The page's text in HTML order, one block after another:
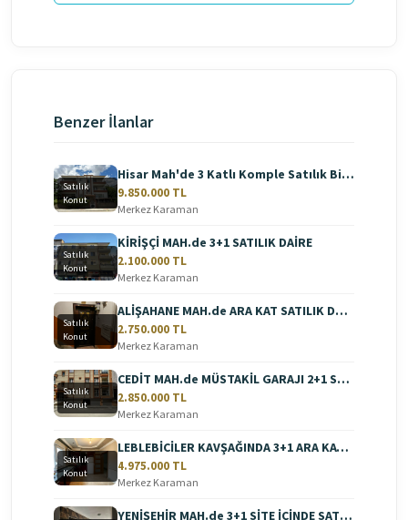
Benzer İlanlar
Satılık
Konut
Hisar Mah'de 3 Katlı Komple Satılık Bina
9.850.000 TL
Merkez Karaman
Satılık
Konut
KİRİŞÇİ MAH.de 3+1 SATILIK DAİRE
2.100.000 TL
Merkez Karaman
Satılık
Konut
ALİŞAHANE MAH.de ARA KAT SATILIK DAİRE
2.750.000 TL
Merkez Karaman
Satılık
Konut
CEDİT MAH.de MÜSTAKİL GARAJI 2+1 SATILIK DAİRE
2.850.000 TL
Merkez Karaman
Satılık
Konut
LEBLEBİCİLER KAVŞAĞINDA 3+1 ARA KAT SATILIK DAİRE
4.975.000 TL
Merkez Karaman
YENİŞEHİR MAH.de 3+1 SİTE İÇİNDE SATILIK DAİRE